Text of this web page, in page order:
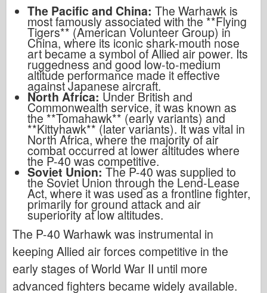
The Pacific and China: The Warhawk is
most famously associated with the **Flying
Tigers** (American Volunteer Group) in
China, where its iconic shark-mouth nose
art became a symbol of Allied air power. Its
ruggedness and good low-to-medium
altitude performance made it effective
against Japanese aircraft.
North Africa:Under British and
Commonwealth service, it was known as
the **Tomahawk** (early variants) and
**Kittyhawk** (later variants). It was vital in
North Africa, where the majority of air
combat occurred at lower altitudes where
the P-40 was competitive.
Soviet Union:The P-40 was supplied to
the Soviet Union through the Lend-Lease
Act, where it was used as a frontline fighter,
primarily for ground attack and air
superiority at low altitudes.
The P-40 Warhawk was instrumental in
keeping Allied air forces competitive in the
early stages of World War II until more
advanced fighters became widely available.